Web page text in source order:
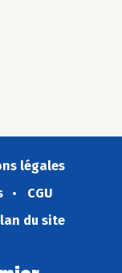
légales
CGU
du site